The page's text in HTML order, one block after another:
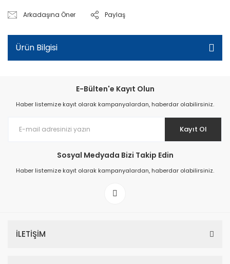
Arkadaşına Öner Paylaş
Ürün Bilgisi
E-Bülten'e Kayıt Olun
Haber listemize kayıt olarak kampanyalardan, haberdar olabilirsiniz.
Kayıt Ol
Sosyal Medyada Bizi Takip Edin
Haber listemize kayıt olarak kampanyalardan, haberdar olabilirsiniz.
İLETİŞİM